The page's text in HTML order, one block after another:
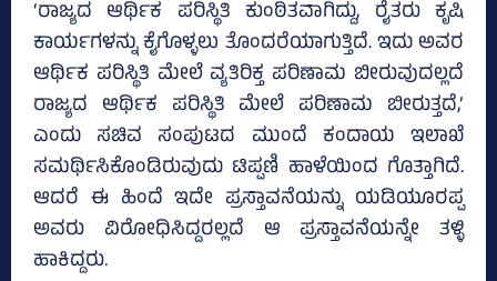
‘ರಾಜ್ಯದ ಆರ್ಥಿಕ ಪರಿಸ್ಥಿತಿ ಕುಂಠಿತವಾಗಿದ್ದು, ರೈತರು ಕೃಷಿ
ಕಾರ್ಯಗಳನ್ನು ಕೈಗೊಳ್ಳಲು ತೊಂದರೆಯಾಗುತ್ತಿದೆ. ಇದು ಅವರ
ಆರ್ಥಿಕ ಪರಿಸ್ಥಿತಿ ಮೇಲೆ ವ್ಯತಿರಿಕ್ತ ಪರಿಣಾಮ ಬೀರುವುದಲ್ಲದೆ
ರಾಜ್ಯದ ಆರ್ಥಿಕ ಪರಿಸ್ಥಿತಿ ಮೇಲೆ ಪರಿಣಾಮ ಬೀರುತ್ತದೆ,’
ಎಂದು ಸಚಿವ ಸಂಪುಟದ ಮುಂದೆ ಕಂದಾಯ ಇಲಾಖೆ
ಸಮರ್ಥಿಸಿಕೊಂಡಿರುವುದು ಟಿಪ್ಪಣಿ ಹಾಳೆಯಿಂದ ಗೊತ್ತಾಗಿದೆ.
ಆದರೆ ಈ ಹಿಂದೆ ಇದೇ ಪ್ರಸ್ತಾವನೆಯನ್ನು ಯಡಿಯೂರಪ್ಪ
ಅವರು ವಿರೋಧಿಸಿದ್ದರಲ್ಲದೆ ಆ ಪ್ರಸ್ತಾವನೆಯನ್ನೇ ತಳ್ಳಿ
ಹಾಕಿದ್ದರು.